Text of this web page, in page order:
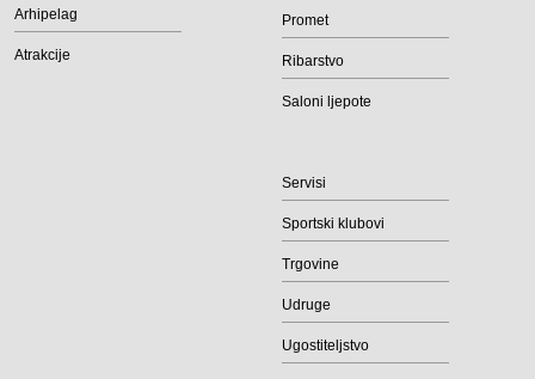
Arhipelag
Atrakcije
Promet
Ribarstvo
Saloni ljepote
Servisi
Sportski klubovi
Trgovine
Udruge
Ugostiteljstvo